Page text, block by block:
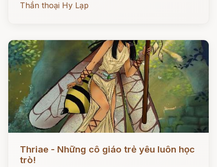
Thần thoại Hy Lạp
Thriae - Những cô giáo trẻ yêu luôn học
trò!